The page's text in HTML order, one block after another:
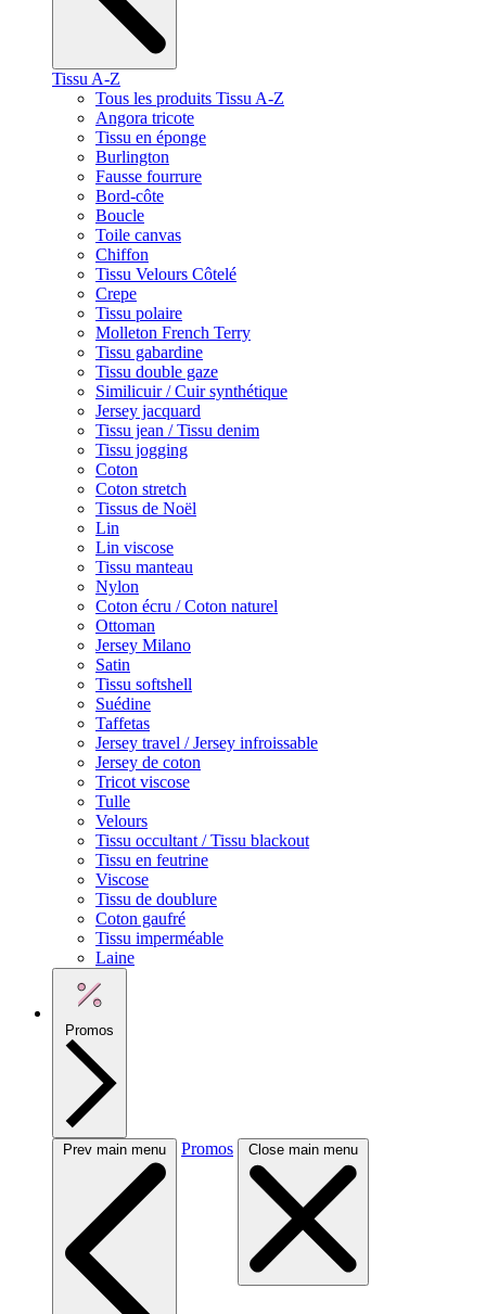
Tissu A-Z
Tous les produits Tissu A-Z
Angora tricote
Tissu en éponge
Burlington
Fausse fourrure
Bord-côte
Boucle
Toile canvas
Chiffon
Tissu Velours Côtelé
Crepe
Tissu polaire
Molleton French Terry
Tissu gabardine
Tissu double gaze
Similicuir / Cuir synthétique
Jersey jacquard
Tissu jean / Tissu denim
Tissu jogging
Coton
Coton stretch
Tissus de Noël
Lin
Lin viscose
Tissu manteau
Nylon
Coton écru / Coton naturel
Ottoman
Jersey Milano
Satin
Tissu softshell
Suédine
Taffetas
Jersey travel / Jersey infroissable
Jersey de coton
Tricot viscose
Tulle
Velours
Tissu occultant / Tissu blackout
Tissu en feutrine
Viscose
Tissu de doublure
Coton gaufré
Tissu imperméable
Laine
Promos
Prev main menu Promos Close main menu